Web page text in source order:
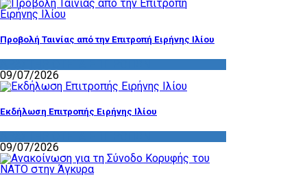
Προβολή Ταινίας από την Επιτροπή Ειρήνης Ιλίου
09/07/2026
Εκδήλωση Επιτροπής Ειρήνης Ιλίου
09/07/2026